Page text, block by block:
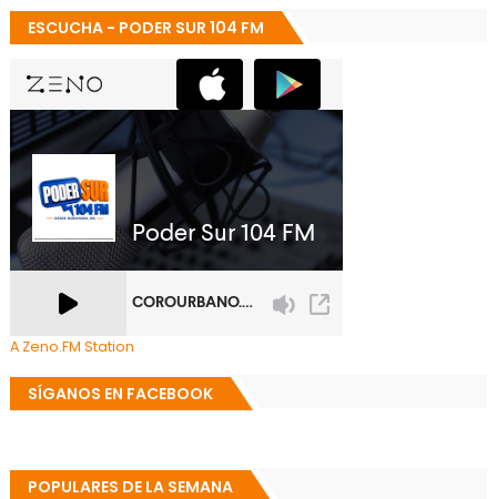
ESCUCHA - PODER SUR 104 FM
A Zeno.FM Station
SÍGANOS EN FACEBOOK
POPULARES DE LA SEMANA